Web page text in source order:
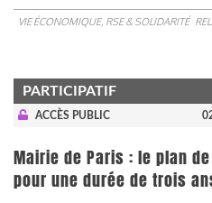
VIE ÉCONOMIQUE, RSE & SOLIDARITÉ
PARTICIPATIF
ACCÈS PUBLIC
Mairie de Paris : le plan
pour une durée de trois